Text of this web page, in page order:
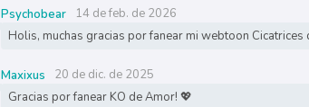
Psychobear
14 de feb. de 2026
Holis, muchas gracias por fanear mi webtoon
Maxixus
20 de dic. de 2025
Gracias por fanear KO de Amor! 💖